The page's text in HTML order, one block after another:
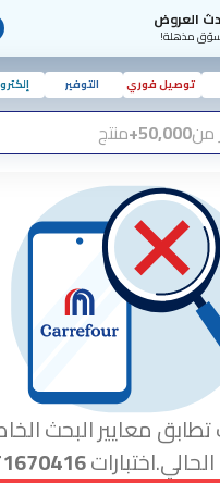
العروض
مذهلة!
توصيل فوري التوفير
من50,000+ منتج
تطابق معايير البحث